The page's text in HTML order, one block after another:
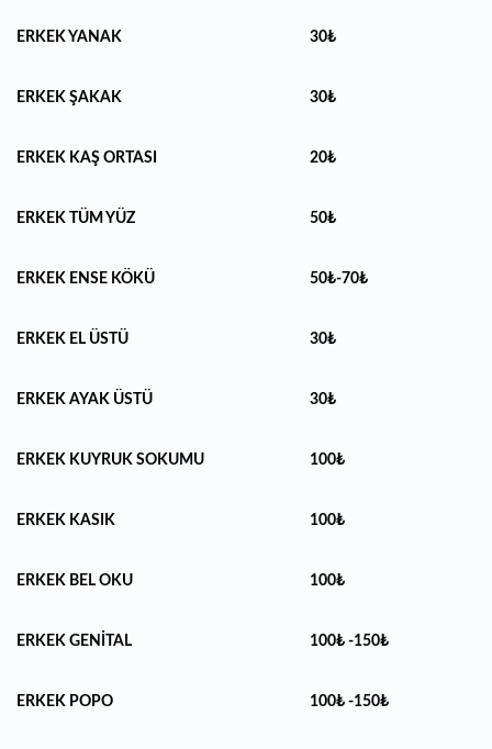
ERKEK YANAK 30₺
ERKEK ŞAKAK 30₺
ERKEK KAŞ ORTASI 20₺
ERKEK TÜM YÜZ 50₺
ERKEK ENSE KÖKÜ 50₺-70₺
ERKEK EL ÜSTÜ 30₺
ERKEK AYAK ÜSTÜ 30₺
ERKEK KUYRUK SOKUMU 100₺
ERKEK KASIK 100₺
ERKEK BEL OKU 100₺
ERKEK GENİTAL 100₺ -150₺
ERKEK POPO 100₺ -150₺